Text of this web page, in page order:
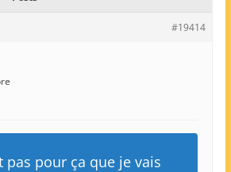
#19414
pas pour ça que je vais